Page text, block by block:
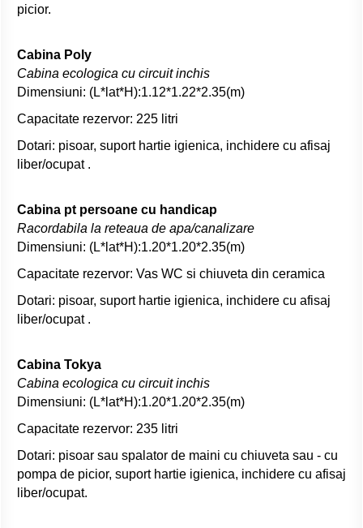
picior.
Cabina Poly
Cabina ecologica cu circuit inchis
Dimensiuni: (L*lat*H):1.12*1.22*2.35(m)
Capacitate rezervor: 225 litri
Dotari: pisoar, suport hartie igienica, inchidere cu afisaj
liber/ocupat .
Cabina pt persoane cu handicap
Racordabila la reteaua de apa/canalizare
Dimensiuni: (L*lat*H):1.20*1.20*2.35(m)
Capacitate rezervor: Vas WC si chiuveta din ceramica
Dotari: pisoar, suport hartie igienica, inchidere cu afisaj
liber/ocupat .
Cabina Tokya
Cabina ecologica cu circuit inchis
Dimensiuni: (L*lat*H):1.20*1.20*2.35(m)
Capacitate rezervor: 235 litri
Dotari: pisoar sau spalator de maini cu chiuveta sau - cu
pompa de picior, suport hartie igienica, inchidere cu afisaj
liber/ocupat.